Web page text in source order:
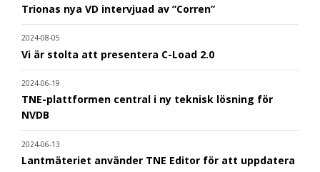
Trionas nya VD intervjuad av ”Corren”
2024-08-05
Vi är stolta att presentera C-Load 2.0
2024-06-19
TNE-plattformen central i ny teknisk lösning för
NVDB
2024-06-13
Lantmäteriet använder TNE Editor för att uppdatera